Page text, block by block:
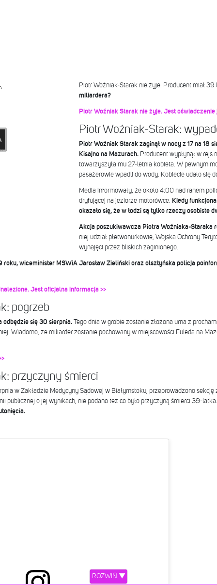
Piotr Woźniak-Starak nie żyje. Producent miał 39
miliardera?
Piotr Woźniak Starak nie żyje. Jest oświadczenie
Piotr Woźniak-Starak:
Piotr Woźniak Starak zaginął w nocy z 17 na 18
Kisajno na Mazurach.Producent wypłynął w rejs
towarzyszyła mu 27-letnia kobieta. W pewnym
pasażerowie wpadli do wody. Kobiecie udało się
Media informowały, że około 4:00 nad ranem
dryfującej na jeziorze motorówce. Kiedy
okazało się, że w łodzi są tylko rzeczy osobiste
Akcja poszukiwawcza Piotra Woźniaka-Staraka
niej udział płetwonurkowie, Wojska Ochrony
wynajęci przez bliskich zaginionego.
wiceminister MSWiA Jarosław Zieliński oraz olsztyńska policja
Jest oficjalna informacja >>
pogrzeb
się 30 sierpnia.Tego dnia w grobie zostanie złożona urna z
Wiadomo, że miliarder zostanie pochowany w miejscowości Fuleda na
przyczyny śmierci
w Zakładzie Medycyny Sądowej w Białymstoku, przeprowadzono sekcję
publicznej o jej wynikach, nie podano też co było przyczyną śmierci 39-
ROZWIŃ ▼